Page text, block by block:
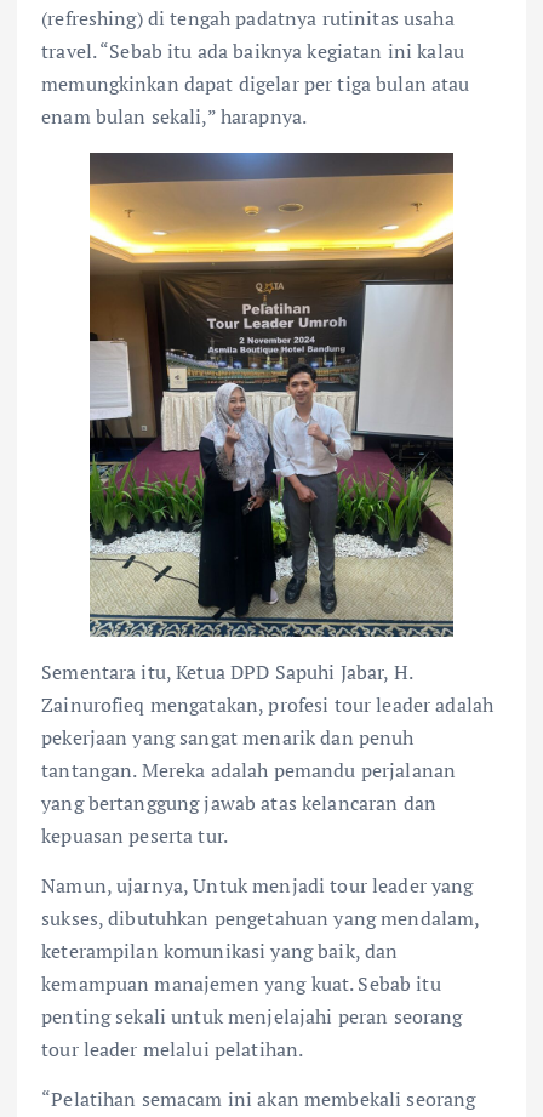
(refreshing) di tengah padatnya rutinitas usaha
travel. “Sebab itu ada baiknya kegiatan ini kalau
memungkinkan dapat digelar per tiga bulan atau
enam bulan sekali,” harapnya.
Sementara itu, Ketua DPD Sapuhi Jabar, H.
Zainurofieq mengatakan, profesi tour leader adalah
pekerjaan yang sangat menarik dan penuh
tantangan. Mereka adalah pemandu perjalanan
yang bertanggung jawab atas kelancaran dan
kepuasan peserta tur.
Namun, ujarnya, Untuk menjadi tour leader yang
sukses, dibutuhkan pengetahuan yang mendalam,
keterampilan komunikasi yang baik, dan
kemampuan manajemen yang kuat. Sebab itu
penting sekali untuk menjelajahi peran seorang
tour leader melalui pelatihan.
“Pelatihan semacam ini akan membekali seorang